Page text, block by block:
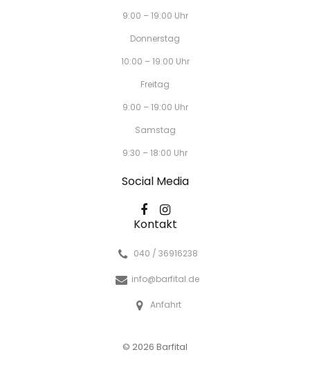
9:00 – 19:00 Uhr
Donnerstag
10:00 – 19:00 Uhr
Freitag
9:00 – 19:00 Uhr
Samstag
9:30 – 18:00 Uhr
Social Media
Kontakt
040 / 36916238
info@barfital.de
Anfahrt
© 2026 Barfital